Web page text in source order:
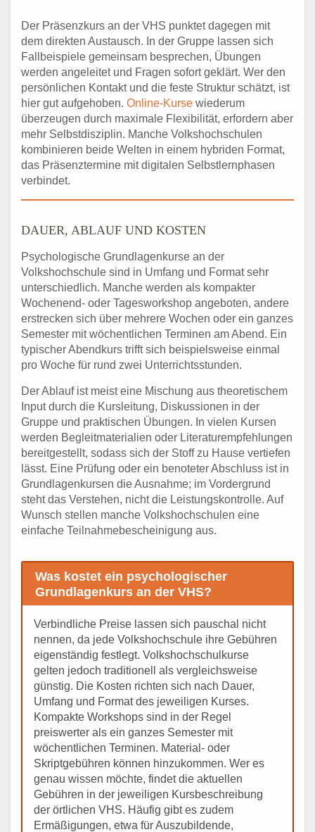
Der Präsenzkurs an der VHS punktet dagegen mit
dem direkten Austausch. In der Gruppe lassen sich
Fallbeispiele gemeinsam besprechen, Übungen
werden angeleitet und Fragen sofort geklärt. Wer den
persönlichen Kontakt und die feste Struktur schätzt, ist
hier gut aufgehoben. Online-Kurse wiederum
überzeugen durch maximale Flexibilität, erfordern aber
mehr Selbstdisziplin. Manche Volkshochschulen
kombinieren beide Welten in einem hybriden Format,
das Präsenztermine mit digitalen Selbstlernphasen
verbindet.
DAUER, ABLAUF UND KOSTEN
Psychologische Grundlagenkurse an der
Volkshochschule sind in Umfang und Format sehr
unterschiedlich. Manche werden als kompakter
Wochenend- oder Tagesworkshop angeboten, andere
erstrecken sich über mehrere Wochen oder ein ganzes
Semester mit wöchentlichen Terminen am Abend. Ein
typischer Abendkurs trifft sich beispielsweise einmal
pro Woche für rund zwei Unterrichtsstunden.
Der Ablauf ist meist eine Mischung aus theoretischem
Input durch die Kursleitung, Diskussionen in der
Gruppe und praktischen Übungen. In vielen Kursen
werden Begleitmaterialien oder Literaturempfehlungen
bereitgestellt, sodass sich der Stoff zu Hause vertiefen
lässt. Eine Prüfung oder ein benoteter Abschluss ist in
Grundlagenkursen die Ausnahme; im Vordergrund
steht das Verstehen, nicht die Leistungskontrolle. Auf
Wunsch stellen manche Volkshochschulen eine
einfache Teilnahmebescheinigung aus.
Was kostet ein psychologischer
Grundlagenkurs an der VHS?
Verbindliche Preise lassen sich pauschal nicht
nennen, da jede Volkshochschule ihre Gebühren
eigenständig festlegt. Volkshochschulkurse
gelten jedoch traditionell als vergleichsweise
günstig. Die Kosten richten sich nach Dauer,
Umfang und Format des jeweiligen Kurses.
Kompakte Workshops sind in der Regel
preiswerter als ein ganzes Semester mit
wöchentlichen Terminen. Material- oder
Skriptgebühren können hinzukommen. Wer es
genau wissen möchte, findet die aktuellen
Gebühren in der jeweiligen Kursbeschreibung
der örtlichen VHS. Häufig gibt es zudem
Ermäßigungen, etwa für Auszubildende,